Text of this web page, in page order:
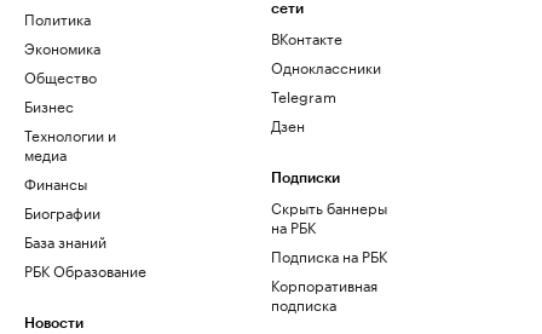
Политика
Экономика
Общество
Бизнес
Технологии и
медиа
Финансы
Биографии
База знаний
РБК Образование
Новости
сети
ВКонтакте
Одноклассники
Telegram
Дзен
Подписки
Скрыть баннеры
на РБК
Подписка на РБК
Корпоративная
подписка